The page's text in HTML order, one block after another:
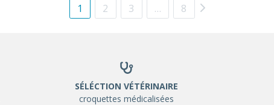
1 2 3 … 8
SÉLÉCTION VÉTÉRINAIRE
croquettes médicalisées